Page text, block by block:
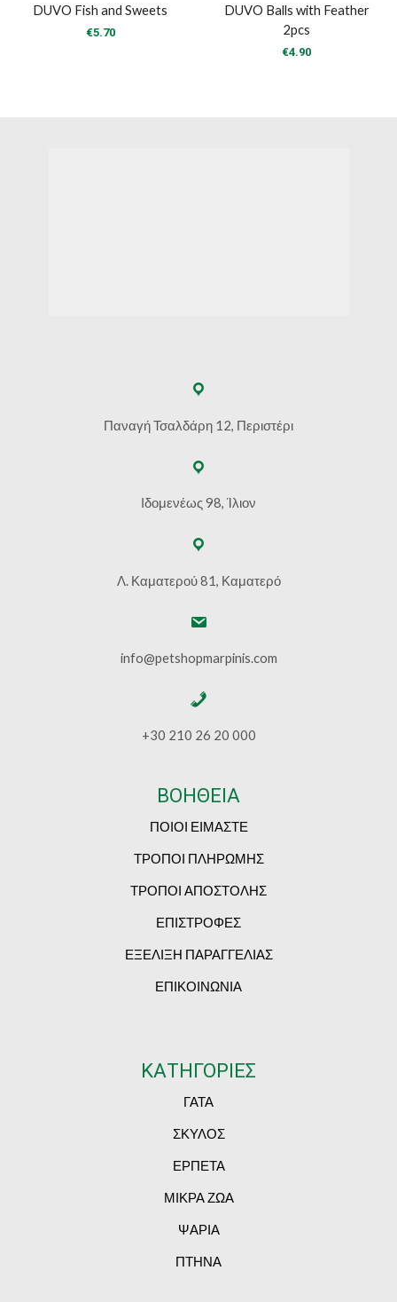
DUVO Fish and Sweets
€5.70
DUVO Balls with Feather
2pcs
€4.90
Παναγή Τσαλδάρη 12, Περιστέρι
Ιδομενέως 98, Ίλιον
Λ. Καματερού 81, Καματερό
info@petshopmarpinis.com
+30 210 26 20 000
ΒΟΗΘΕΙΑ
ΠΟΙΟΙ ΕΙΜΑΣΤΕ
ΤΡΟΠΟΙ ΠΛΗΡΩΜΗΣ
ΤΡΟΠΟΙ ΑΠΟΣΤΟΛΗΣ
ΕΠΙΣΤΡΟΦΕΣ
ΕΞΕΛΙΞΗ ΠΑΡΑΓΓΕΛΙΑΣ
ΕΠΙΚΟΙΝΩΝΙΑ
ΚΑΤΗΓΟΡΙΕΣ
ΓΑΤΑ
ΣΚΥΛΟΣ
ΕΡΠΕΤΑ
ΜΙΚΡΑ ΖΩΑ
ΨΑΡΙΑ
ΠΤΗΝΑ